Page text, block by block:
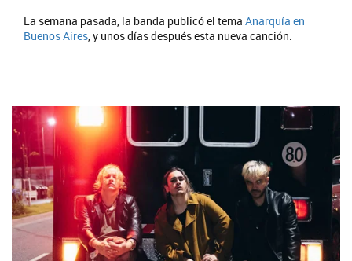
La semana pasada, la banda publicó el tema Anarquía en
Buenos Aires, y unos días después esta nueva canción: